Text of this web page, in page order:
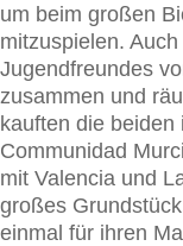
um beim großen
mitzuspielen.
Jugendfreundes
zusammen und
kauften die
Communidad
mit Valencia und
großes
einmal für ihren